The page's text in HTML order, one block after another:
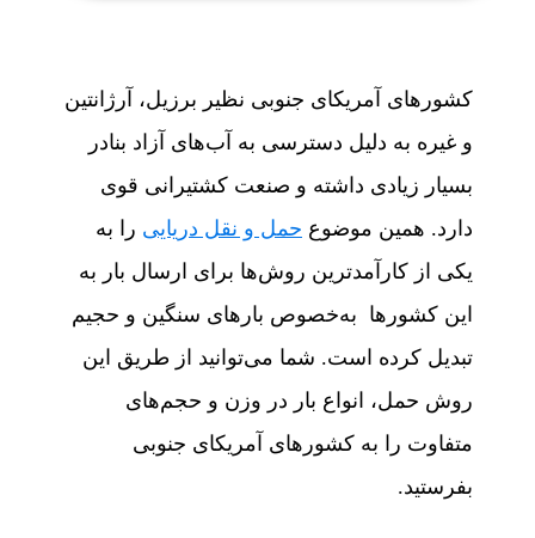
کشورهای آمریکای جنوبی نظیر برزیل، آرژانتین
و غیره به دلیل دسترسی به آب‌های آزاد بنادر
بسیار زیادی داشته و صنعت کشتیرانی قوی
دارد. همین موضوع حمل‌ و نقل دریایی را به
یکی از کارآمدترین روش‌ها برای ارسال بار به
این کشورها به‌خصوص بارهای سنگین و حجیم
تبدیل کرده است. شما می‌توانید از طریق این
روش حمل، انواع بار در وزن و حجم‌های
متفاوت را به کشورهای آمریکای جنوبی
بفرستید.